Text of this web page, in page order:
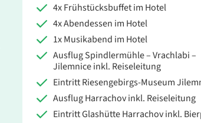
4x Frühstücksbuffet im Hotel
4x Abendessen im Hotel
1x Musikabend im Hotel
Ausflug Spindlermühle – Vrachlabi –
Jilemnice inkl. Reiseleitung
Eintritt Riesengebirgs-Museum
Ausflug Harrachov inkl. Reiseleitung
Eintritt Glashütte Harrachov inkl.